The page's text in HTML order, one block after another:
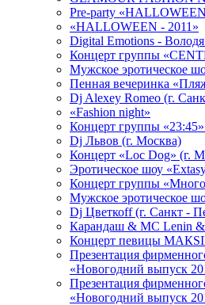
Pre-party
«HALLOWEEN - 2011»
Digital Emotions -
Концерт группы
Мужское эротическое
Пенная вечеринка
Dj Alexey Romeo (г.
«Fashion night»
Концерт группы
Dj Львов (г. Москва)
Концерт «Loc Dog» (г.
Эротическое шоу
Концерт группы
Мужское эротическое
Dj Цветкоff (г. Санкт -
Карандаш & МС Lenin
Концерт певицы
Презентация
«Новогодний выпуск
Презентация
«Новогодний выпуск